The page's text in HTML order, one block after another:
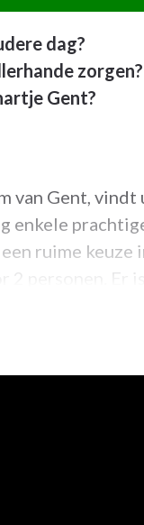
dag?
zorgen?
Gent?
van Gent,
enkele
ruime keuze
2 personen. Er
kiezen
ligging